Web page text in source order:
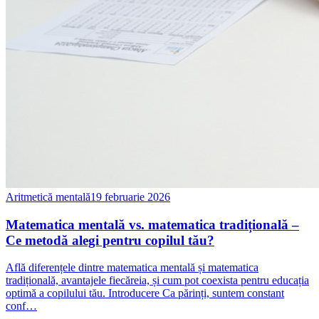
Aritmetică mentală19 februarie 2026
Matematica mentală vs. matematica tradițională –
Ce metodă alegi pentru copilul tău?
Află diferențele dintre matematica mentală și matematica
tradițională, avantajele fiecăreia, și cum pot coexista pentru educația
optimă a copilului tău. Introducere Ca părinți, suntem constant
conf…